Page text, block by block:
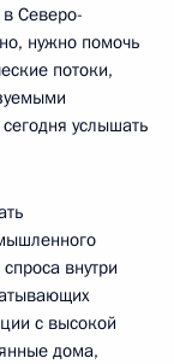
в Северо-
нужно помочь
потоки,
услышать
внутри
с высокой
дома,